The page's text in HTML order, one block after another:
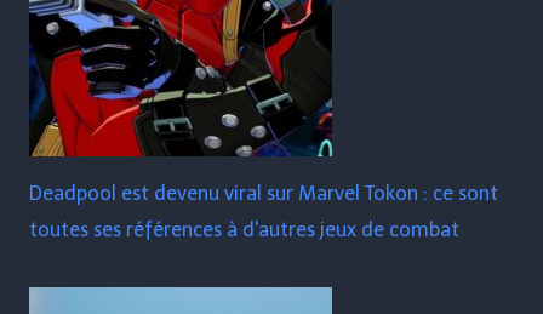
Deadpool est devenu viral sur Marvel Tokon : ce sont
toutes ses références à d'autres jeux de combat